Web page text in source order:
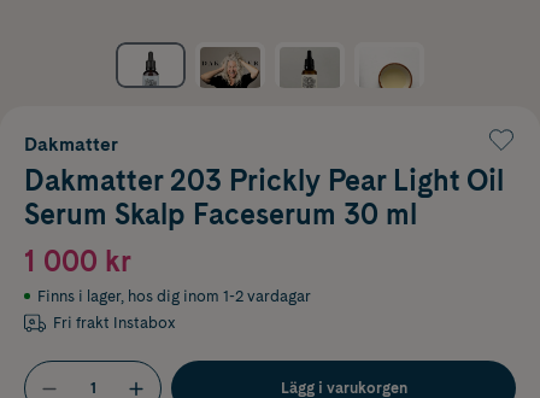
Dakmatter
Dakmatter 203 Prickly Pear Light Oil
Serum Skalp Faceserum 30 ml
1 000 kr
Finns i lager, hos dig inom 1-2 vardagar
Fri frakt Instabox
Lägg i varukorgen